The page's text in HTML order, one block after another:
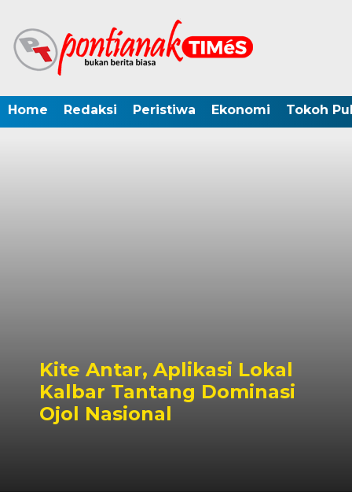
Home Redaksi Peristiwa Ekonomi Tokoh
Kite Antar, Aplikasi Lokal
Kalbar Tantang Dominasi
Ojol Nasional